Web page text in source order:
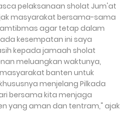
pelaksanaan sholat Jum'at
masyarakat bersama-sama
agar tetap dalam
kesempatan ini saya
kepada jamaah sholat
meluangkan waktunya,
banten untuk
menjelang Pilkada
bersama kita menjaga
yang aman dan tentram," ajak